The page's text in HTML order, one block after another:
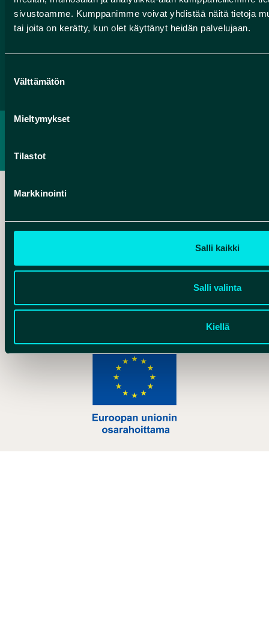
sivustoamme. Kumppanimme voivat yhdistää näitä tietoja
tai joita on kerätty, kun olet käyttänyt heidän palvelujaan.
valinta
Välttämätön
Mieltymykset
Tilastot
Markkinointi
Salli kaikki
Salli valinta
Kiellä
Tilaa Geoparkin uutiskirje
Facebook
Instagram
YouTube
Hankelogo
Hankelogo